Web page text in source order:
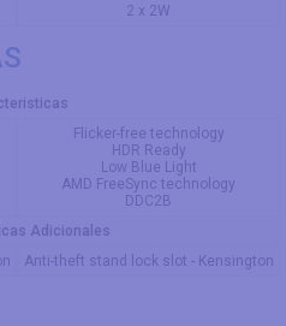
2 x 2W
Flicker-free technology
HDR Ready
Low Blue Light
AMD FreeSync technology
DDC2B
Adicionales
Anti-theft stand lock slot - Kensington